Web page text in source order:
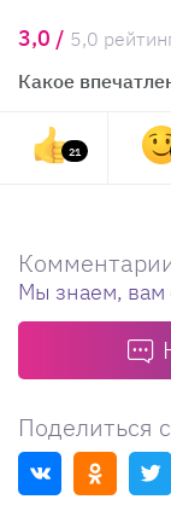
3,0 / 5,0
Какое
21
Мы знаем, вам
Поделиться